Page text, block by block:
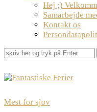
Hej ;)
Samarbejde
Kontakt os
Mest for sjov